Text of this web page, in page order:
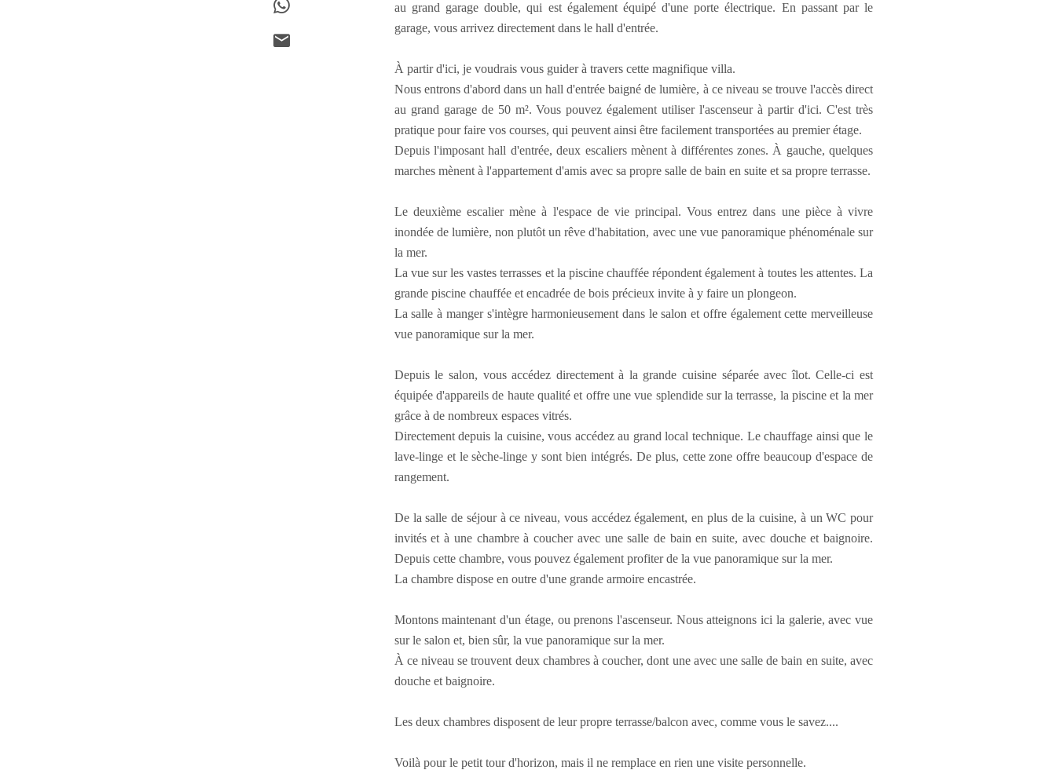
au grand garage double, qui est également équipé d'une porte électrique. En passant par le
garage, vous arrivez directement dans le hall d'entrée.
À partir d'ici, je voudrais vous guider à travers cette magnifique villa.
Nous entrons d'abord dans un hall d'entrée baigné de lumière, à ce niveau se trouve l'accès direct
au grand garage de 50 m². Vous pouvez également utiliser l'ascenseur à partir d'ici. C'est très
pratique pour faire vos courses, qui peuvent ainsi être facilement transportées au premier étage.
Depuis l'imposant hall d'entrée, deux escaliers mènent à différentes zones. À gauche, quelques
marches mènent à l'appartement d'amis avec sa propre salle de bain en suite et sa propre terrasse.
Le deuxième escalier mène à l'espace de vie principal. Vous entrez dans une pièce à vivre
inondée de lumière, non plutôt un rêve d'habitation, avec une vue panoramique phénoménale sur
la mer.
La vue sur les vastes terrasses et la piscine chauffée répondent également à toutes les attentes. La
grande piscine chauffée et encadrée de bois précieux invite à y faire un plongeon.
La salle à manger s'intègre harmonieusement dans le salon et offre également cette merveilleuse
vue panoramique sur la mer.
Depuis le salon, vous accédez directement à la grande cuisine séparée avec îlot. Celle-ci est
équipée d'appareils de haute qualité et offre une vue splendide sur la terrasse, la piscine et la mer
grâce à de nombreux espaces vitrés.
Directement depuis la cuisine, vous accédez au grand local technique. Le chauffage ainsi que le
lave-linge et le sèche-linge y sont bien intégrés. De plus, cette zone offre beaucoup d'espace de
rangement.
De la salle de séjour à ce niveau, vous accédez également, en plus de la cuisine, à un WC pour
invités et à une chambre à coucher avec une salle de bain en suite, avec douche et baignoire.
Depuis cette chambre, vous pouvez également profiter de la vue panoramique sur la mer.
La chambre dispose en outre d'une grande armoire encastrée.
Montons maintenant d'un étage, ou prenons l'ascenseur. Nous atteignons ici la galerie, avec vue
sur le salon et, bien sûr, la vue panoramique sur la mer.
À ce niveau se trouvent deux chambres à coucher, dont une avec une salle de bain en suite, avec
douche et baignoire.
Les deux chambres disposent de leur propre terrasse/balcon avec, comme vous le savez....
Voilà pour le petit tour d'horizon, mais il ne remplace en rien une visite personnelle.